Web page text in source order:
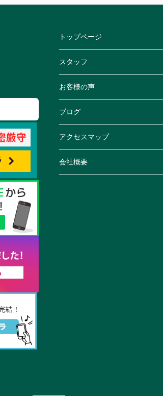
トップページ
スタッフ
お客様の声
ブログ
アクセスマップ
会社概要